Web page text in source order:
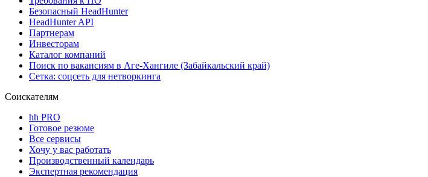
Безопасный HeadHunter
HeadHunter API
Партнерам
Инвесторам
Каталог компаний
Поиск по вакансиям в Аге-Хангиле (Забайкальский край)
Сетка: соцсеть для нетворкинга
Соискателям
hh PRO
Готовое резюме
Все сервисы
Хочу у вас работать
Производственный календарь
Экспертная рекомендация